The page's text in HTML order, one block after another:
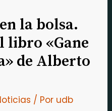
la bolsa.
libro «Gane
de Alberto
/ Por udb